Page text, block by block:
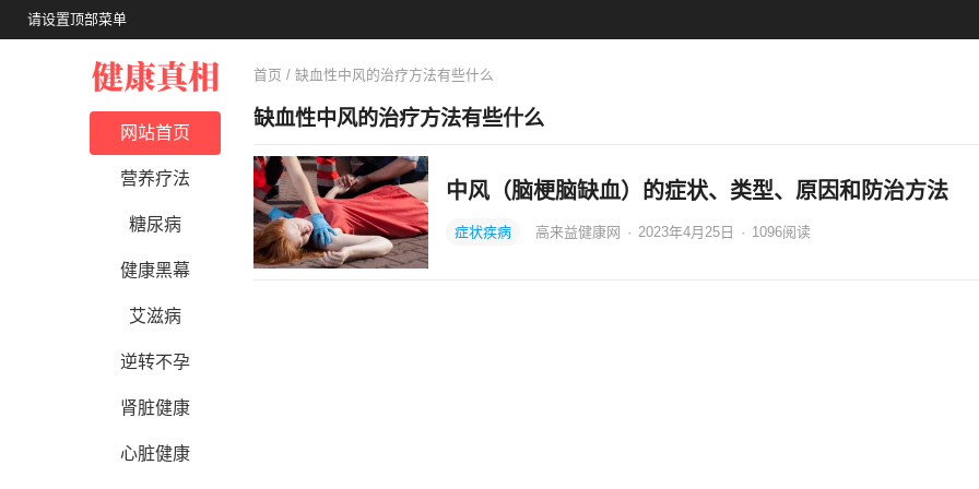
请设置顶部菜单
网站首页
营养疗法
糖尿病
健康黑幕
艾滋病
逆转不孕
肾脏健康
心脏健康
首页 / 缺血性中风的治疗方法有些什么
缺血性中风的治疗方法有些什么
中风（脑梗脑缺血）的症状、类型、原因和防治方法
症状疾病 高来益健康网 · 2023年4月25日 · 1096阅读